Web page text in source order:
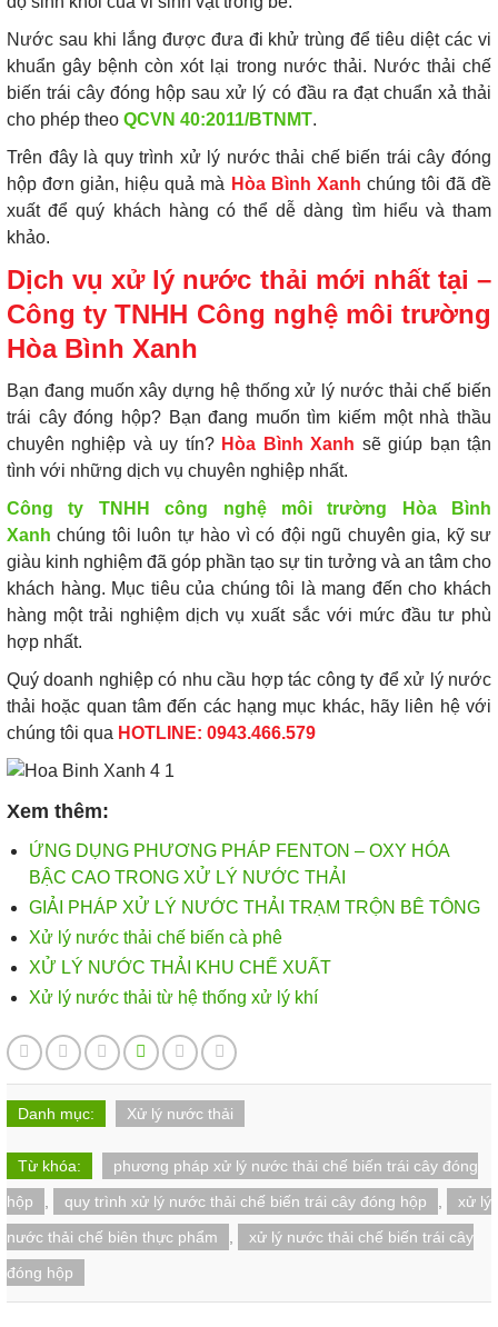
Nước sau khi lắng được đưa đi khử trùng để tiêu diệt các vi
khuẩn gây bệnh còn xót lại trong nước thải. Nước thải chế
biến trái cây đóng hộp sau xử lý có đầu ra đạt chuẩn xả thải
cho phép theo QCVN 40:2011/BTNMT.
Trên đây là quy trình xử lý nước thải chế biến trái cây đóng
hộp đơn giản, hiệu quả mà Hòa Bình Xanh chúng tôi đã đề
xuất để quý khách hàng có thể dễ dàng tìm hiểu và tham
khảo.
Dịch vụ xử lý nước thải mới nhất tại –
Công ty TNHH Công nghệ môi trường
Hòa Bình Xanh
Bạn đang muốn xây dựng hệ thống xử lý nước thải chế biến
trái cây đóng hộp? Bạn đang muốn tìm kiếm một nhà thầu
chuyên nghiệp và uy tín? Hòa Bình Xanh sẽ giúp bạn tận
tình với những dịch vụ chuyên nghiệp nhất.
Công ty TNHH công nghệ môi trường Hòa Bình
Xanh chúng tôi luôn tự hào vì có đội ngũ chuyên gia, kỹ sư
giàu kinh nghiệm đã góp phần tạo sự tin tưởng và an tâm cho
khách hàng. Mục tiêu của chúng tôi là mang đến cho khách
hàng một trải nghiệm dịch vụ xuất sắc với mức đầu tư phù
hợp nhất.
Quý doanh nghiệp có nhu cầu hợp tác công ty để xử lý nước
thải hoặc quan tâm đến các hạng mục khác, hãy liên hệ với
chúng tôi qua HOTLINE: 0943.466.579
Xem thêm:
ỨNG DỤNG PHƯƠNG PHÁP FENTON – OXY HÓA
BẬC CAO TRONG XỬ LÝ NƯỚC THẢI
GIẢI PHÁP XỬ LÝ NƯỚC THẢI TRẠM TRỘN BÊ TÔNG
Xử lý nước thải chế biến cà phê
XỬ LÝ NƯỚC THẢI KHU CHẾ XUẤT
Xử lý nước thải từ hệ thống xử lý khí
Danh mục: Xử lý nước thải
Từ khóa:
phương pháp xử lý nước thải chế biến trái cây đóng
hộp
, quy trình xử lý nước thải chế biến trái cây đóng hộp ,
xử lý
nước thải chế biên thực phẩm
,
xử lý nước thải chế biến trái cây
đóng hộp